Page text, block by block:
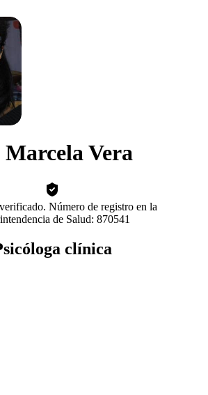
Marcela Vera
Número de registro en la
de Salud: 870541
clínica